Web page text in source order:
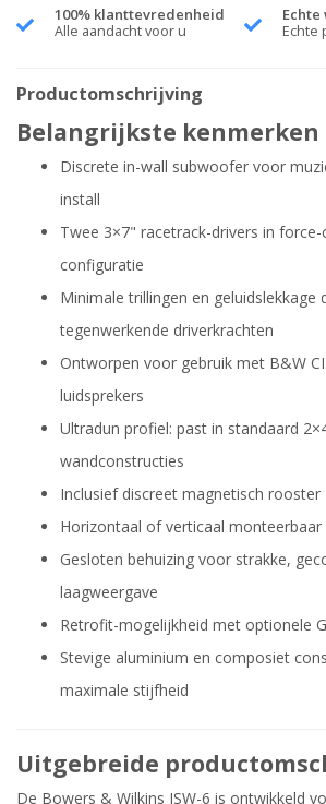
100% klanttevredenheid
Alle aandacht voor u Echte
Productomschrijving
Belangrijkste kenmerken
Discrete in-wall subwoofer voor
install
Twee 3×7" racetrack-drivers in force-
configuratie
Minimale trillingen en geluidslekkage
tegenwerkende driverkrachten
Ontworpen voor gebruik met B&W
luidsprekers
Ultradun profiel: past in standaard
wandconstructies
Inclusief discreet magnetisch rooster
Horizontaal of verticaal monteerbaar
Gesloten behuizing voor strakke,
laagweergave
Retrofit-mogelijkheid met optionele
Stevige aluminium en composiet
maximale stijfheid
Uitgebreide
De Bowers & Wilkins ISW-6 is ontwikkeld